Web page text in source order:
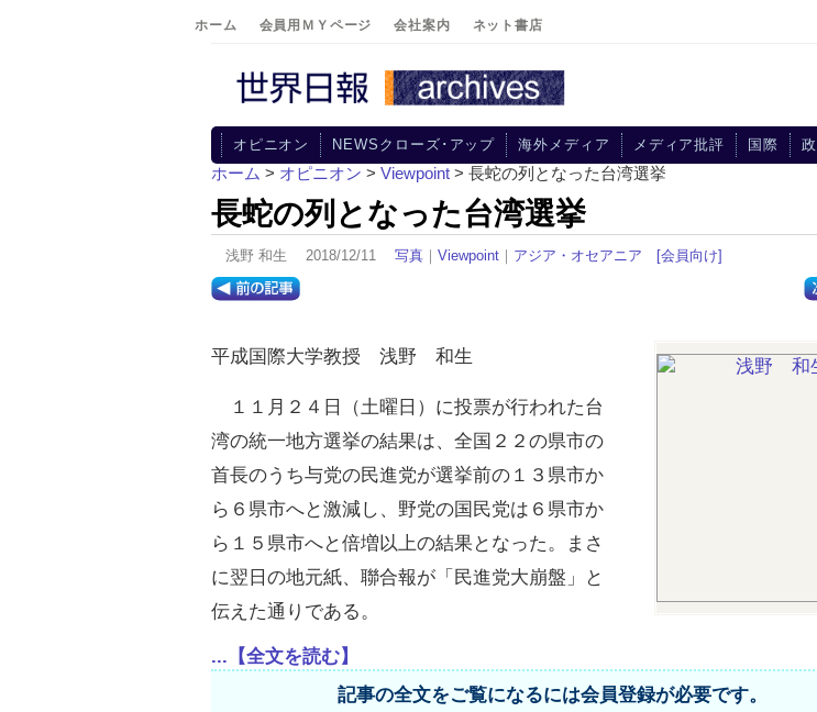
ホーム 会員用ＭＹページ 会社案内 ネット書店
オピニオン NEWSクローズ･アップ 海外メディア メディア批評 国際
ホーム > オピニオン > Viewpoint > 長蛇の列となった台湾選挙
長蛇の列となった台湾選挙
浅野 和生 2018/12/11 写真 ｜ Viewpoint ｜ アジア・オセアニア [会員向け]
平成国際大学教授 浅野 和生
１１月２４日（土曜日）に投票が行われた台
湾の統一地方選挙の結果は、全国２２の県市の
首長のうち与党の民進党が選挙前の１３県市か
ら６県市へと激減し、野党の国民党は６県市か
ら１５県市へと倍増以上の結果となった。まさ
に翌日の地元紙、聯合報が「民進党大崩盤」と
伝えた通りである。
...【全文を読む】
記事の全文をご覧になるには会員登録が必要です。